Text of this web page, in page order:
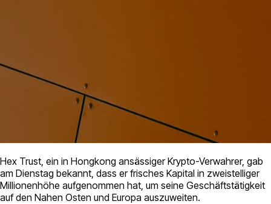
Hex Trust, ein in Hongkong ansässiger Krypto-Verwahrer, gab
am Dienstag bekannt, dass er frisches Kapital in zweistelliger
Millionenhöhe aufgenommen hat, um seine Geschäftstätigkeit
auf den Nahen Osten und Europa auszuweiten.